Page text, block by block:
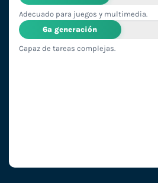
Adecuado para juegos y multimedia.
6ª generación
Capaz de tareas complejas.